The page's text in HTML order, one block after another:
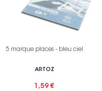
5 marque places - bleu ciel
ARTOZ
1,59 €